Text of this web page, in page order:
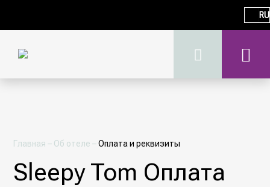
RU
Главная– Об отеле–Оплата и реквизиты
Sleepy Tom Оплата